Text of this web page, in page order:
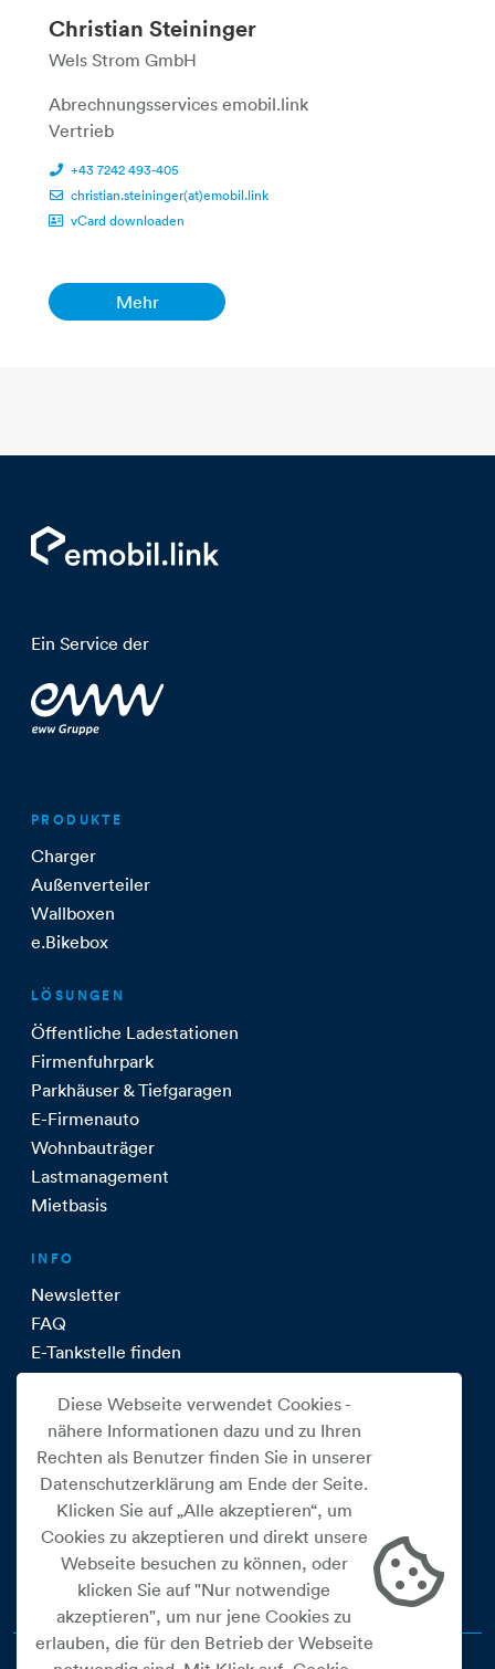
Christian Steininger
Wels Strom GmbH
Abrechnungsservices emobil.link
Vertrieb
+43 7242 493-405
christian.steininger(at)emobil.link
vCard downloaden
Mehr
Ein Service der
PRODUKTE
Charger
Außenverteiler
Wallboxen
e.Bikebox
LÖSUNGEN
Öffentliche Ladestationen
Firmenfuhrpark
Parkhäuser & Tiefgaragen
E-Firmenauto
Wohnbauträger
Lastmanagement
Mietbasis
INFO
Newsletter
FAQ
E-Tankstelle finden
ÜBER UNS
Über uns
Team
Kontakt
EWW IM SOCIAL WEB
Diese Webseite verwendet Cookies -
nähere Informationen dazu und zu Ihren
Rechten als Benutzer finden Sie in unserer
Datenschutzerklärung am Ende der Seite.
Klicken Sie auf „Alle akzeptieren“, um
Cookies zu akzeptieren und direkt unsere
Webseite besuchen zu können, oder
klicken Sie auf "Nur notwendige
akzeptieren", um nur jene Cookies zu
erlauben, die für den Betrieb der Webseite